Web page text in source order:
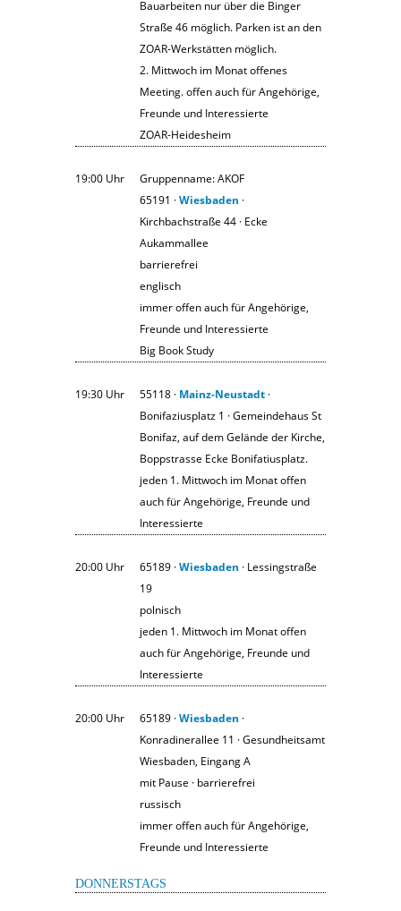
Bauarbeiten nur über die Binger
Straße 46 möglich. Parken ist an den
ZOAR-Werkstätten möglich.
2. Mittwoch im Monat offenes
Meeting. offen auch für Angehörige,
Freunde und Interessierte
ZOAR-Heidesheim
19:00 Uhr
Gruppenname: AKOF
65191 ·Wiesbaden ·
Kirchbachstraße 44 · Ecke
Aukammallee
barrierefrei
englisch
immer offen auch für Angehörige,
Freunde und Interessierte
Big Book Study
19:30 Uhr 55118 · Mainz-Neustadt ·
Bonifaziusplatz 1 · Gemeindehaus St
Bonifaz, auf dem Gelände der Kirche,
Boppstrasse Ecke Bonifatiusplatz.
jeden 1. Mittwoch im Monat offen
auch für Angehörige, Freunde und
Interessierte
20:00 Uhr 65189 ·Wiesbaden · Lessingstraße
19
polnisch
jeden 1. Mittwoch im Monat offen
auch für Angehörige, Freunde und
Interessierte
20:00 Uhr 65189 ·Wiesbaden ·
Konradinerallee 11 · Gesundheitsamt
Wiesbaden, Eingang A
mit Pause · barrierefrei
russisch
immer offen auch für Angehörige,
Freunde und Interessierte
DONNERSTAGS